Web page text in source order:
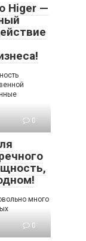
Higer —
0
много
0